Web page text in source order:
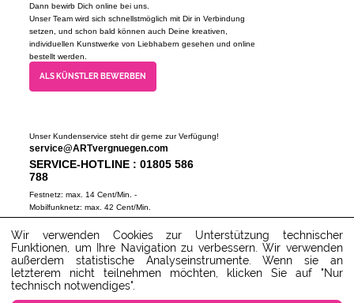
Dann bewirb Dich online bei uns.
Unser Team wird sich schnellstmöglich mit Dir in Verbindung
setzen, und schon bald können auch Deine kreativen,
individuellen Kunstwerke von Liebhabern gesehen und online
bestellt werden.
ALS KÜNSTLER BEWERBEN
Unser Kundenservice steht dir gerne zur Verfügung!
service@ARTvergnuegen.com
SERVICE-HOTLINE : 01805 586
788
Festnetz: max. 14 Cent/Min. -
Mobilfunknetz: max. 42 Cent/Min.
(Mo-Do 9-18 Uhr, Fr 9-16 Uhr)
ZUM SERVICECENTER
Wir verwenden Cookies zur Unterstützung technischer
Funktionen, um Ihre Navigation zu verbessern. Wir verwenden
außerdem statistische Analyseinstrumente. Wenn sie an
letzterem nicht teilnehmen möchten, klicken Sie auf "Nur
technisch notwendiges".